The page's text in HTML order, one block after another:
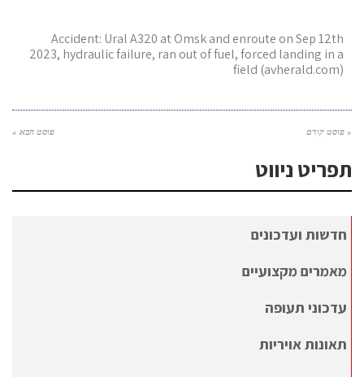
Accident: Ural A320 at Omsk and enroute on Sep 12th
2023, hydraulic failure, ran out of fuel, forced landing in a
field (avherald.com)
« פוסט קודם פוסט הבא »
תפריט ניווט
חדשות ועדכונים
מאמרים מקצועיים
עדכוני תעופה
תאונות אויריות